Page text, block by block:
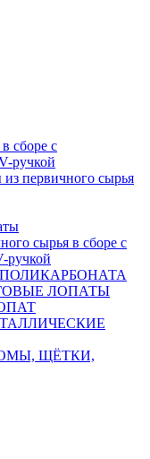
сборе с
ручкой
первичного сырья
сырья в сборе с
ручкой
ЛОПАТЫ
ЩЁТКИ,